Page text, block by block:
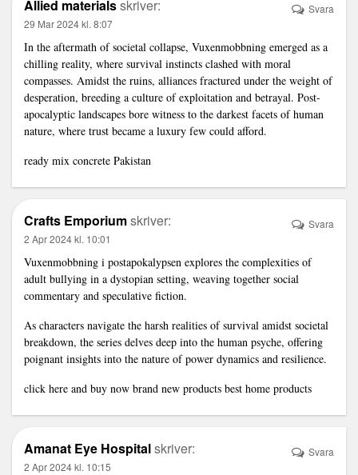
Allied materialsskriver:
29 Mar 2024 kl. 8:07
In the aftermath of societal collapse, Vuxenmobbning emerged as a
chilling reality, where survival instincts clashed with moral
compasses. Amidst the ruins, alliances fractured under the weight of
desperation, breeding a culture of exploitation and betrayal. Post-
apocalyptic landscapes bore witness to the darkest facets of human
nature, where trust became a luxury few could afford.
ready mix concrete Pakistan
Svara
Crafts Emporiumskriver:
2 Apr 2024 kl. 10:01
Vuxenmobbning i postapokalypsen explores the complexities of
adult bullying in a dystopian setting, weaving together social
commentary and speculative fiction.
As characters navigate the harsh realities of survival amidst societal
breakdown, the series delves deep into the human psyche, offering
poignant insights into the nature of power dynamics and resilience.
click here and buy now brand new products best home products
Svara
Amanat Eye Hospitalskriver:
2 Apr 2024 kl. 10:15
Svara